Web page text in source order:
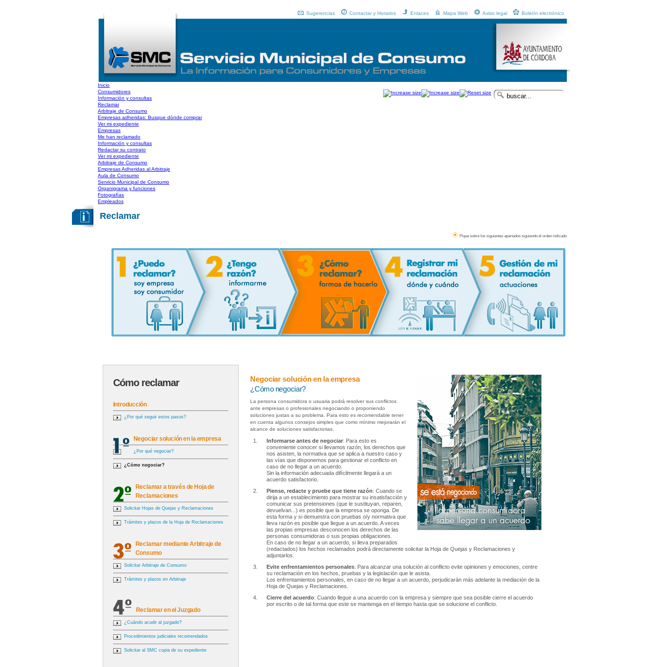
Boletín electrónico
Aviso legal
Mapa Web
Enlaces
Contactar y Horarios
Sugerencias
Inicio
Consumidores
Información y consultas
Reclamar
Arbitraje de Consumo
Empresas adheridas: Busque dónde comprar
Ver mi expediente
Empresas
Me han reclamado
Información y consultas
Redactar su contrato
Ver mi expediente
Arbitraje de Consumo
Empresas Adheridas al Arbitraje
Aula de Consumo
Servicio Municipal de Consumo
Organigrama y funciones
Fotografías
Empleados
Reclamar
Pique sobre los siguientes apartados siguiendo el orden indicado
Cómo reclamar
Introducción
¿Por qué seguir estos pasos?
Negociar solución en la empresa
¿Por qué negociar?
¿Cómo negociar?
Reclamar a través de Hoja de
Reclamaciones
Solicitar Hojas de Quejas y Reclamaciones
Trámites y plazos de la Hoja de Reclamaciones
Reclamar mediante Arbitraje de
Consumo
Solicitar Arbitraje de Consumo
Trámites y plazos en Arbitraje
Reclamar en el Juzgado
¿Cuándo acudir al juzgado?
Procedimientos judiciales recomendados
Solicitar al SMC copia de su expediente
Negociar solución en la empresa
¿Cómo negociar?
La persona consumidora o usuaria podrá resolver sus conflictos
ante empresas o profesionales negociando o proponiendo
soluciones justas a su problema. Para esto es recomendable tener
en cuenta algunos consejos simples que como mínimo mejorarán el
alcance de soluciones satisfactorias.
Informarse antes de negociar: Para esto es
conveniente conocer si llevamos razón, los derechos que
nos asisten, la normativa que se aplica a nuestro caso y
las vías que disponemos para gestionar el conflicto en
caso de no llegar a un acuerdo.
Sin la información adecuada difícilmente llegará a un
acuerdo satisfactorio.
Piense, redacte y pruebe que tiene razón: Cuando se
dirija a un establecimiento para mostrar su insatisfacción y
comunicar sus pretensiones (que le sustituyan, reparen,
devuelvan...) es posible que la empresa se oponga. De
esta forma y si demuestra con pruebas o/y normativa que
lleva razón es posible que llegue a un acuerdo. A veces
las propias empresas desconocen los derechos de las
personas consumidoras o sus propias obligaciones.
En caso de no llegar a un acuerdo, si lleva preparados
(redactados) los hechos reclamados podrá directamente solicitar la Hoja de Quejas y Reclamaciones y
adjuntarlos.
Evite enfrentamientos personales: Para alcanzar una solución al conflicto evite opiniones y emociones, centre
su reclamación en los hechos, pruebas y la legislación que le asista.
Los enfrentamientos personales, en caso de no llegar a un acuerdo, perjudicarán más adelante la mediación de la
Hoja de Quejas y Reclamaciones.
Cierre del acuerdo: Cuando llegue a una acuerdo con la empresa y siempre que sea posible cierre el acuerdo
por escrito o de tal forma que este se mantenga en el tiempo hasta que se solucione el conflicto.